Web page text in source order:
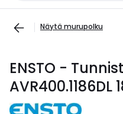
Näytä murupolku
ENSTO -
AVR400.1186DL